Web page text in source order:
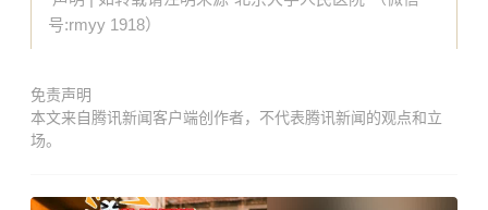
号:rmyy 1918）
免责声明
本文来自腾讯新闻客户端创作者，不代表腾讯新闻的观点和立
场。